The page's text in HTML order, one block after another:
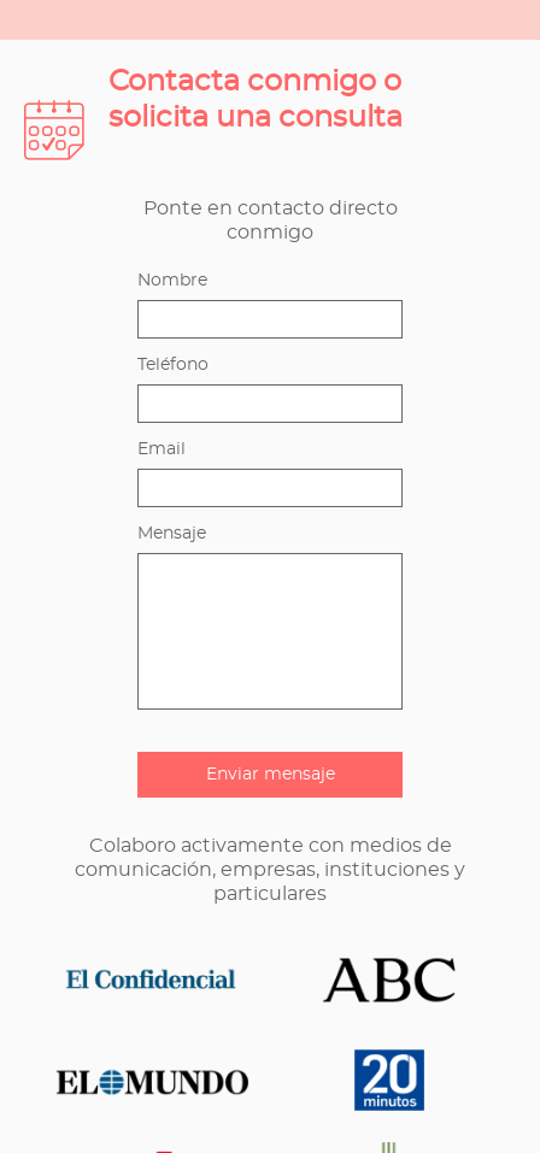
Contacta conmigo o
solicita una consulta
Ponte en contacto directo
conmigo
Nombre
Teléfono
Email
Mensaje
Colaboro activamente con medios de
comunicación, empresas, instituciones y
particulares